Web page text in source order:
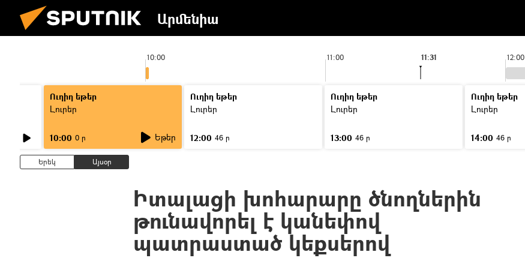
Արմենիա
10:00 11:00 12:00
11:31
Ուղիղ եթեր
Լուրեր
10:00 0 ր Եթեր
Ուղիղ եթեր
Լուրեր
12:00 46 ր
Ուղիղ եթեր
Լուրեր
13:00 46 ր
Ուղիղ եթեր
Լուրեր
14:00 46 ր
Երեկ Այսօր
Իտալացի խոհարարը ծնողներին
թունավորել է կանեփով
պատրաստած կեքսերով